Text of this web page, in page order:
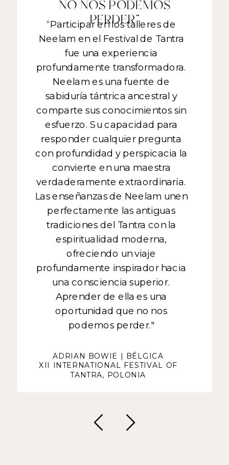
ADRIAN BOWIE | BÉLGICA
XII INTERNATIONAL FESTIVAL OF
TANTRA, POLONIA
“Participar en los talleres de
Neelam en el Festival de Tantra
fue una experiencia
profundamente transformadora.
Neelam es una fuente de
sabiduría tántrica ancestral y
comparte sus conocimientos sin
esfuerzo. Su capacidad para
responder cualquier pregunta
con profundidad y perspicacia la
convierte en una maestra
verdaderamente extraordinaria.
Las enseñanzas de Neelam unen
perfectamente las antiguas
tradiciones del Tantra con la
espiritualidad moderna,
ofreciendo un viaje
profundamente inspirador hacia
una consciencia superior.
Aprender de ella es una
oportunidad que no nos
podemos perder."
NO NOS PODEMOS
PERDER"